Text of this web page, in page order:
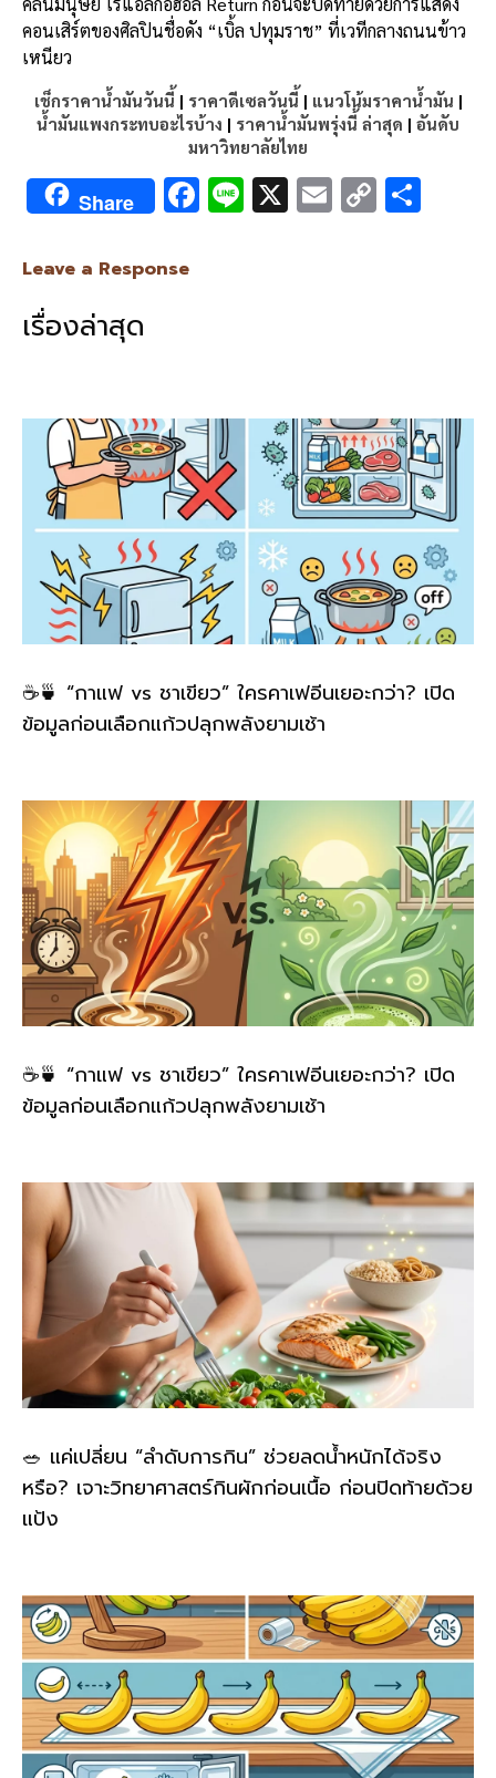
คอนเสิร์ตของศิลปินชื่อดัง “เบิ้ล ปทุมราช” ที่เวทีกลางถนนข้าว
เหนียว
เช็กราคาน้ำมันวันนี้ | ราคาดีเซลวันนี้ | แนวโน้มราคาน้ำมัน |
น้ำมันแพงกระทบอะไรบ้าง | ราคาน้ำมันพรุ่งนี้ ล่าสุด | อันดับ
มหาวิทยาลัยไทย
Share F
k
Li X E C
Leave a Response
เรื่องล่าสุด
☕🍵 “กาแฟ vs ชาเขียว” ใครคาเฟอีนเยอะกว่า? เปิด
ข้อมูลก่อนเลือกแก้วปลุกพลังยามเช้า
☕🍵 “กาแฟ vs ชาเขียว” ใครคาเฟอีนเยอะกว่า? เปิด
ข้อมูลก่อนเลือกแก้วปลุกพลังยามเช้า
🥗 แค่เปลี่ยน “ลำดับการกิน” ช่วยลดน้ำหนักได้จริง
หรือ? เจาะวิทยาศาสตร์กินผักก่อนเนื้อ ก่อนปิดท้ายด้วย
แป้ง